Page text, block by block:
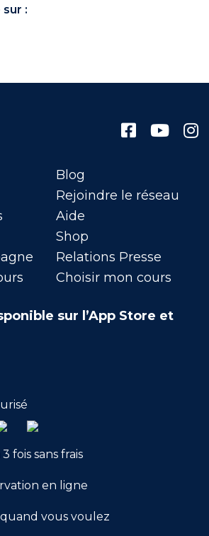
:
Blog
Rejoindre le réseau
Aide
Shop
Relations Presse
Choisir mon cours
sur l’App Store et
fois sans frais
en ligne
vous voulez